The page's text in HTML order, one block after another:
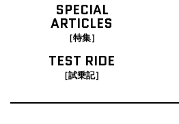
SPECIAL
ARTICLES
［特集］
TEST RIDE
［試乗記］